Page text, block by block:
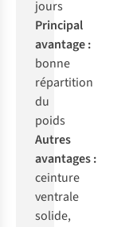
jours
Principal
avantage:
bonne
répartition
du
poids
Autres
avantages:
ceinture
ventrale
solide,